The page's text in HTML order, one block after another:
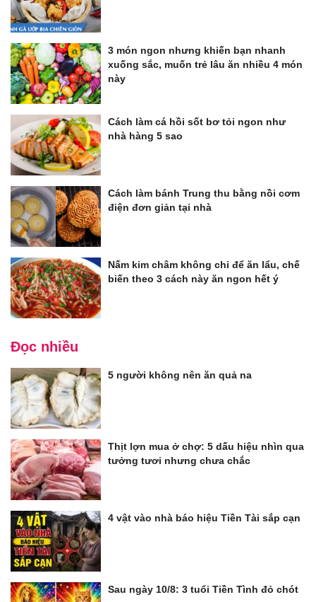
3 món ngon nhưng khiến bạn nhanh
xuống sắc, muốn trẻ lâu ăn nhiều 4 món
này
Cách làm cá hồi sốt bơ tỏi ngon như
nhà hàng 5 sao
Cách làm bánh Trung thu bằng nồi cơm
điện đơn giản tại nhà
Nấm kim châm không chỉ để ăn lẩu, chế
biến theo 3 cách này ăn ngon hết ý
Đọc nhiều
5 người không nên ăn quả na
Thịt lợn mua ở chợ: 5 dấu hiệu nhìn qua
tưởng tươi nhưng chưa chắc
4 vật vào nhà báo hiệu Tiền Tài sắp cạn
Sau ngày 10/8: 3 tuổi Tiền Tình đỏ chót